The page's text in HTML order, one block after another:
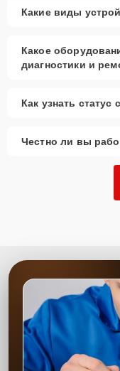
Какие виды
Какое
диагностики и
Как узнать статус
Честно ли вы